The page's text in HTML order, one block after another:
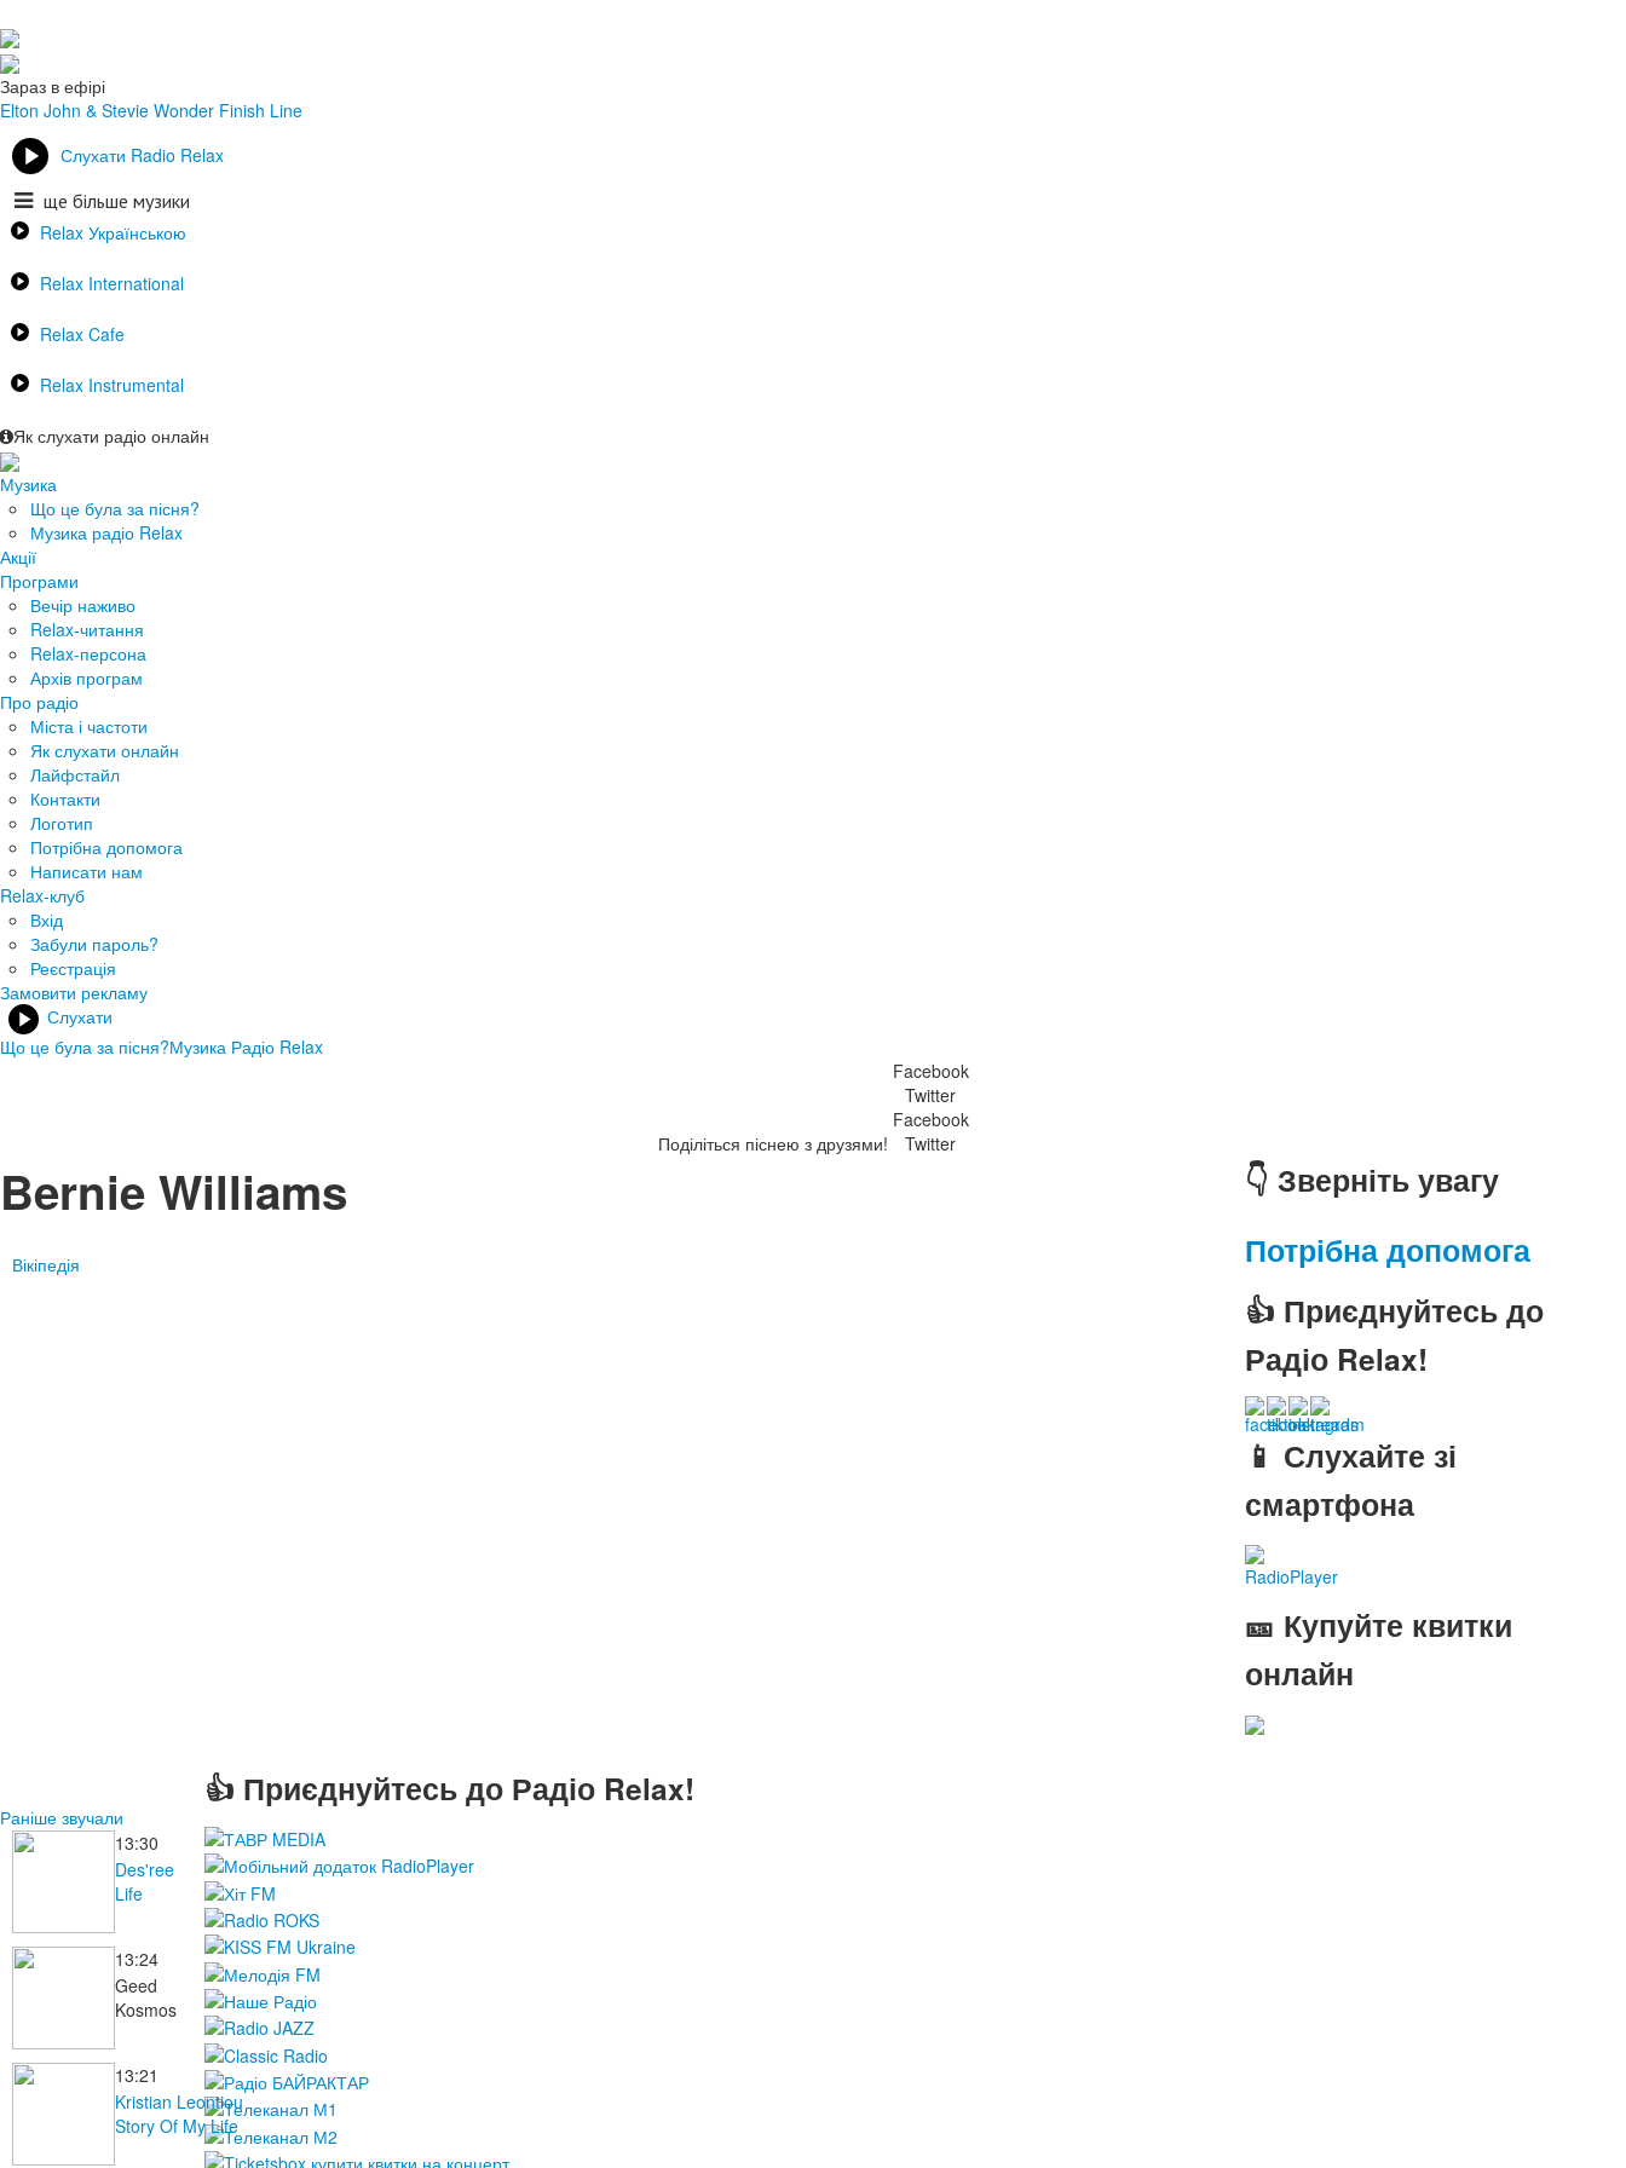
Зараз в ефірі
Elton John & Stevie Wonder Finish Line
Раніше звучали
13:30
Des'ree
Life
13:24
Geed
Kosmos
13:21
Kristian Leontiou
Story Of My Life
Слухати Radio Relax
ще більше музики
Relax Українською
Relax International
Relax Cafe
Relax Instrumental
Як слухати радіо онлайн
Музика
Що це була за пісня?
Музика радіо Relax
Акції
Програми
Вечір наживо
Relax-читання
Relax-персона
Архів програм
Про радіо
Міста і частоти
Як слухати онлайн
Лайфстайл
Контакти
Логотип
Потрібна допомога
Написати нам
Relax-клуб
Вхід
Забули пароль?
Реєстрація
Замовити рекламу
Слухати
Що це була за пісня?Музика Радіо Relax
Поділіться піснею з друзями!
Facebook
Twitter
Facebook
Twitter
Bernie Williams
Вікіпедія
👇 Зверніть увагу
Потрібна допомога
👍 Приєднуйтесь до
Радіо Relax!
📱 Слухайте зі
смартфона
RadioPlayer
🎫 Купуйте квитки
онлайн
👍 Приєднуйтесь до Радіо Relax!